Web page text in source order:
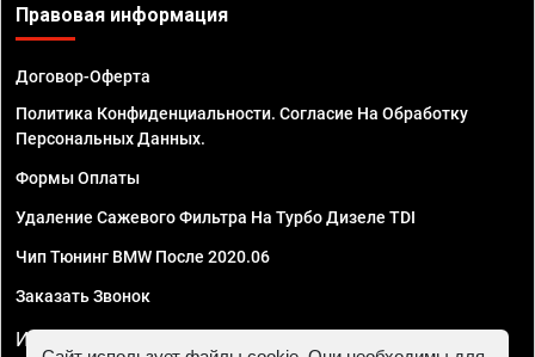
Правовая информация
Договор-Оферта
Политика Конфиденциальности. Согласие На Обработку
Персональных Данных.
Формы Оплаты
Удаление Сажевого Фильтра На Турбо Дизеле TDI
Чип Тюнинг BMW После 2020.06
Заказать Звонок
ИП Смирнов Георгий Павлович. ИНН 781302555843,